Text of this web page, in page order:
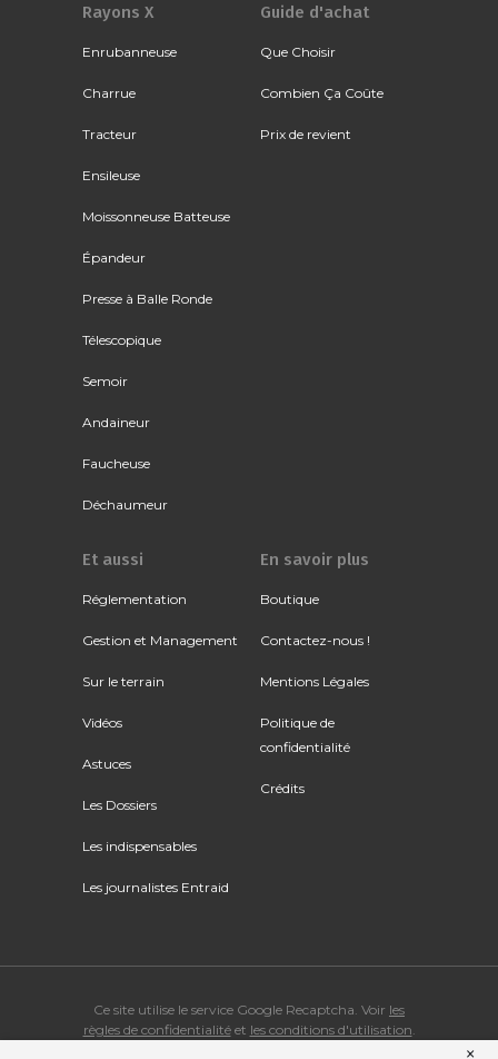
Rayons X
Enrubanneuse
Charrue
Tracteur
Ensileuse
Moissonneuse Batteuse
Épandeur
Presse à Balle Ronde
Télescopique
Semoir
Andaineur
Faucheuse
Déchaumeur
Guide d'achat
Que Choisir
Combien Ça Coûte
Prix de revient
Et aussi
Réglementation
Gestion et Management
Sur le terrain
Vidéos
Astuces
Les Dossiers
Les indispensables
Les journalistes Entraid
En savoir plus
Boutique
Contactez-nous !
Mentions Légales
Politique de
confidentialité
Crédits
Ce site utilise le service Google Recaptcha. Voir les
règles de confidentialitéet les conditions d'utilisation